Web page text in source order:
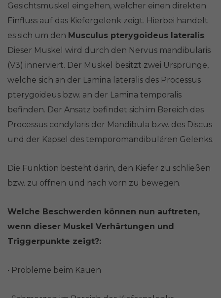
Gesichtsmuskel eingehen, welcher einen direkten
Einfluss auf das Kiefergelenk zeigt. Hierbei handelt
es sich um den Musculus pterygoideus lateralis.
Dieser Muskel wird durch den Nervus mandibularis
(V3) innerviert. Der Muskel besitzt zwei Ursprünge,
welche sich an der Lamina lateralis des Processus
pterygoideus bzw. an der Lamina temporalis
befinden. Der Ansatz befindet sich im Bereich des
Processus condylaris der Mandibula bzw. des Discus
und der Kapsel des temporomandibulären Gelenks.
Die Funktion besteht darin, den Kiefer zu schließen
bzw. zu öffnen und nach vorn zu bewegen.
Welche Beschwerden können nun auftreten,
wenn dieser Muskel Verhärtungen und
Triggerpunkte zeigt?:
• Probleme beim Kauen